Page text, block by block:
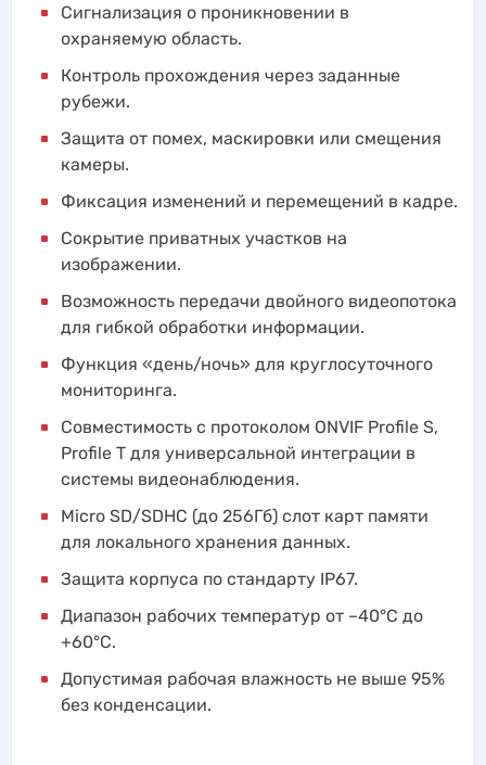
Сигнализация о проникновении в
охраняемую область.
Контроль прохождения через заданные
рубежи.
Защита от помех, маскировки или смещения
камеры.
Фиксация изменений и перемещений в кадре.
Сокрытие приватных участков на
изображении.
Возможность передачи двойного видеопотока
для гибкой обработки информации.
Функция «день/ночь» для круглосуточного
мониторинга.
Совместимость с протоколом ONVIF Profile S,
Profile T для универсальной интеграции в
системы видеонаблюдения.
Micro SD/SDHC (до 256Гб) слот карт памяти
для локального хранения данных.
Защита корпуса по стандарту IP67.
Диапазон рабочих температур от –40°C до
+60°C.
Допустимая рабочая влажность не выше 95%
без конденсации.